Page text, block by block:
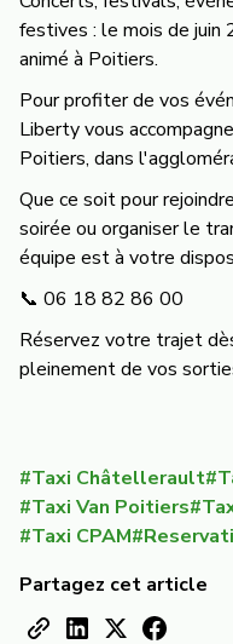
festives : le mois de juin
animé à Poitiers.
Pour profiter de vos
Liberty vous
Poitiers, dans
Que ce soit pour
soirée ou organiser le
équipe est à votre
📞 06 18 82 86 00
Réservez votre trajet
pleinement de vos
#Taxi Châtellerault#
#Taxi Van Poitiers#
#Taxi CPAM#
Partagez cet article